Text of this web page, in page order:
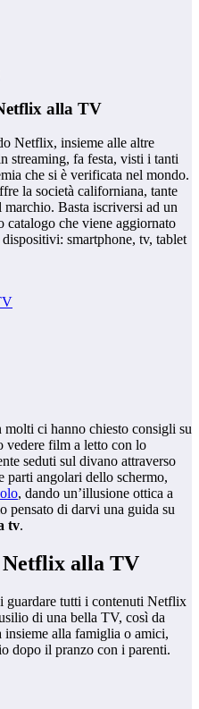
alla TV
Netflix, insieme alle altre
streaming, fa festa, visti i tanti
che si è verificata nel mondo.
la società californiana, tante
Basta iscriversi ad un
catalogo che viene aggiornato
smartphone, tv, tablet
ci hanno chiesto consigli su
vedere film a letto con lo
seduti sul divano attraverso
parti angolari dello schermo,
, dando un’illusione ottica a
pensato di darvi una guida su
tv.
alla TV
guardare tutti i contenuti Netflix
di una bella TV, così da
insieme alla famiglia o amici,
dopo il pranzo con i parenti.